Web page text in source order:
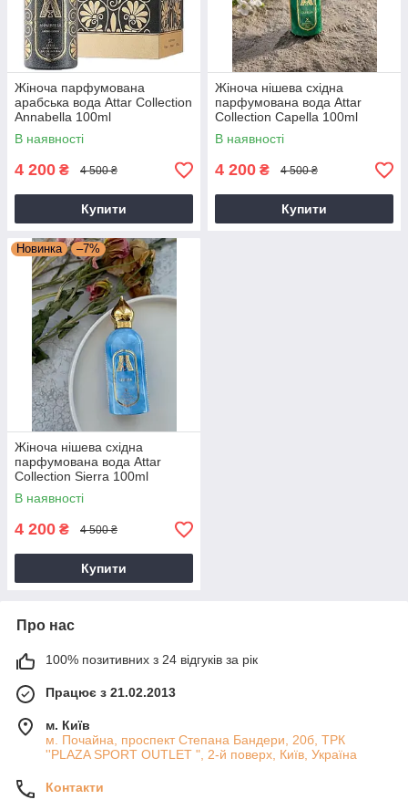
Жіноча парфумована
арабська вода Attar Collection
Annabella 100ml
В наявності
4 200 ₴ 4 500 ₴
Купити
Жіноча нішева східна
парфумована вода Attar
Collection Capella 100ml
В наявності
4 200 ₴ 4 500 ₴
Купити
Новинка –7%
Жіноча нішева східна
парфумована вода Attar
Collection Sierra 100ml
В наявності
4 200 ₴ 4 500 ₴
Купити
Про нас
100% позитивних з 24 відгуків за рік
Працює з 21.02.2013
м. Київ
м. Почайна, проспект Степана Бандери, 20б, ТРК
''PLAZA SPORT OUTLET ", 2-й поверх, Київ, Україна
Контакти